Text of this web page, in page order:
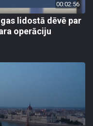
00:02:56
lidostā dēvē par
operāciju